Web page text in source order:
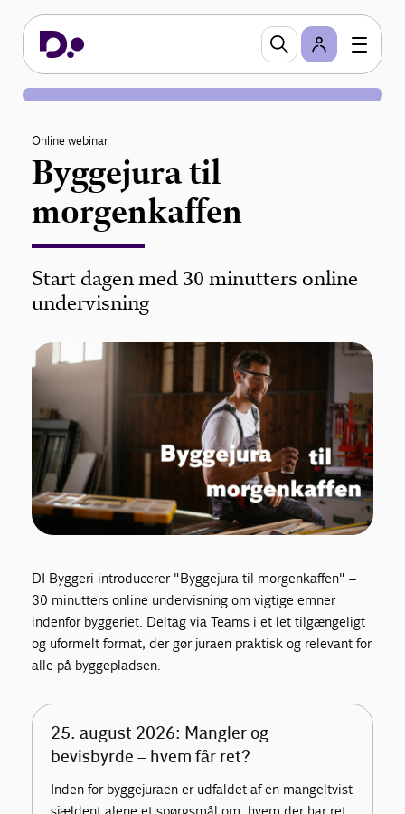
Online webinar
Byggejura til
morgenkaffen
Start dagen med 30 minutters online
undervisning
DI Byggeri introducerer "Byggejura til morgenkaffen" –
30 minutters online undervisning om vigtige emner
indenfor byggeriet. Deltag via Teams i et let tilgængeligt
og uformelt format, der gør juraen praktisk og relevant for
alle på byggepladsen.
25. august 2026: Mangler og
bevisbyrde – hvem får ret?
Inden for byggejuraen er udfaldet af en mangeltvist
sjældent alene et spørgsmål om, hvem der har ret